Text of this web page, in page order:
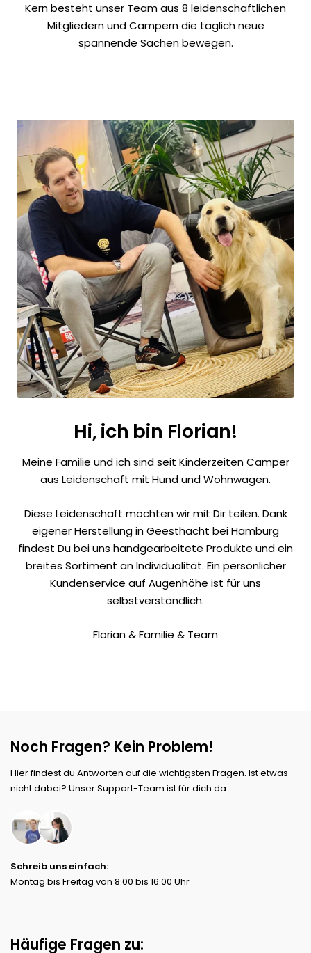
Kern besteht unser Team aus 8 leidenschaftlichen
Mitgliedern und Campern die täglich neue
spannende Sachen bewegen.
Hi, ich bin Florian!
Meine Familie und ich sind seit Kinderzeiten Camper
aus Leidenschaft mit Hund und Wohnwagen.
Diese Leidenschaft möchten wir mit Dir teilen. Dank
eigener Herstellung in Geesthacht bei Hamburg
findest Du bei uns handgearbeitete Produkte und ein
breites Sortiment an Individualität. Ein persönlicher
Kundenservice auf Augenhöhe ist für uns
selbstverständlich.
Florian & Familie & Team
Noch Fragen? Kein Problem!
Hier findest du Antworten auf die wichtigsten Fragen. Ist etwas
nicht dabei? Unser Support-Team ist für dich da.
Schreib uns einfach:
Montag bis Freitag von 8:00 bis 16:00 Uhr
Häufige Fragen zu: